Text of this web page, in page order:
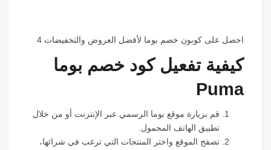
احصل على كوبون خصم بوما لأفضل العروض والتخفيضات 4
كيفية تفعيل كود خصم بوما
Puma
قم بزيارة موقع بوما الرسمي عبر الإنترنت أو من خلال
تطبيق الهاتف المحمول.
تصفح الموقع واختر المنتجات التي ترغب في شرائها،